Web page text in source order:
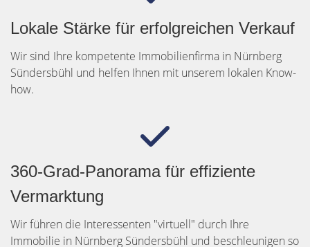
Lokale Stärke für erfolgreichen Verkauf
Wir sind Ihre kompetente Immobilienfirma in Nürnberg
Sündersbühl und helfen Ihnen mit unserem lokalen Know-
how.
360-Grad-Panorama für effiziente
Vermarktung
Wir führen die Interessenten "virtuell" durch Ihre
Immobilie in Nürnberg Sündersbühl und beschleunigen so